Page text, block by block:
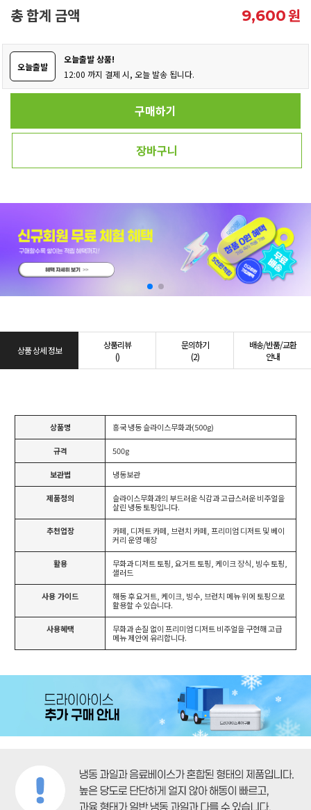
총 합계 금액 9,600원
오늘출발
오늘출발 상품!
12:00 까지 결제 시, 오늘 발송 됩니다.
구매하기
장바구니
상품 상세 정보
상품리뷰
()
문의하기
(2)
배송/반품/교환
안내
상품명 흥국 냉동 슬라이스무화과(500g)
규격 500g
보관법 냉동보관
제품정의
슬라이스무화과의 부드러운 식감과 고급스러운 비주얼을
살린 냉동 토핑입니다.
추천업장
카페, 디저트 카페, 브런치 카페, 프리미엄 디저트 및 베이
커리 운영 매장
활용
무화과 디저트 토핑, 요거트 토핑, 케이크 장식, 빙수 토핑,
샐러드
사용 가이드
해동 후 요거트, 케이크, 빙수, 브런치 메뉴 위에 토핑으로
활용할 수 있습니다.
사용혜택
무화과 손질 없이 프리미엄 디저트 비주얼을 구현해 고급
메뉴 제안에 유리합니다.